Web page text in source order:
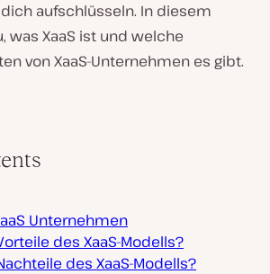
aufschlüsseln. In diesem
was XaaS ist und welche
von XaaS-Unternehmen es gibt.
Unternehmen
des XaaS-Modells?
des XaaS-Modells?